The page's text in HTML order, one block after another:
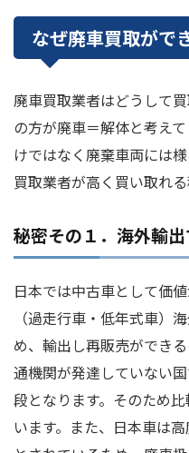
なぜ廃車買取がで
廃車買取業者はどうして
の方が廃車＝解体と考え
けではなく廃棄車両には
買取業者が高く買い取れ
秘密その１．海外輸
日本では中古車として価
（過走行車・低年式車）
め、輸出し再販売ができ
通機関が発達していない
段となります。そのため
います。また、日本車は